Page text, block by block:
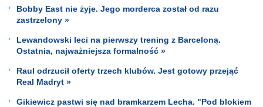
Bobby East nie żyje. Jego morderca został od razu
zastrzelony »
Lewandowski leci na pierwszy trening z Barceloną.
Ostatnia, najważniejsza formalność »
Raul odrzucił oferty trzech klubów. Jest gotowy przejąć
Real Madryt »
Gikiewicz pastwi się nad bramkarzem Lecha. "Pod blokiem